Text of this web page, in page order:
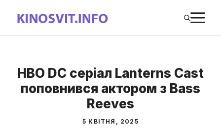
вмісту
HBO DC серіал Lanterns Cast
поповнився актором з Bass
Reeves
5 КВІТНЯ, 2025